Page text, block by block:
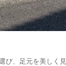
、足元を美しく